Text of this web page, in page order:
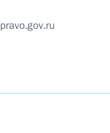
pravo.gov.ru